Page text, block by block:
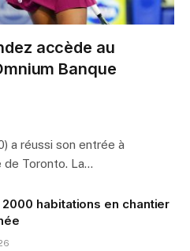
accède au
Banque
a réussi son entrée à
de Toronto. La…
2000 habitations en chantier